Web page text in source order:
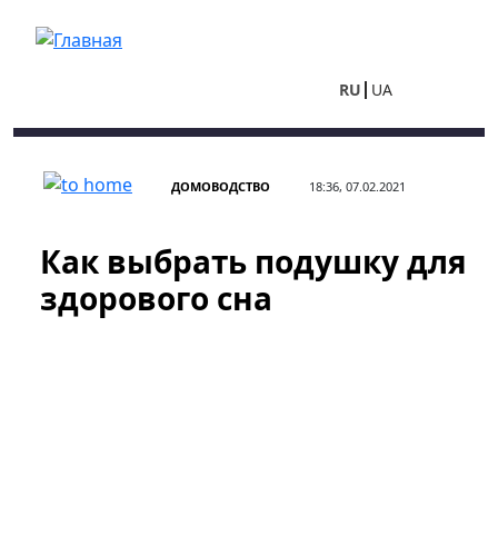
RU UA
ДОМОВОДСТВО 18:36, 07.02.2021
Как выбрать подушку для
здорового сна